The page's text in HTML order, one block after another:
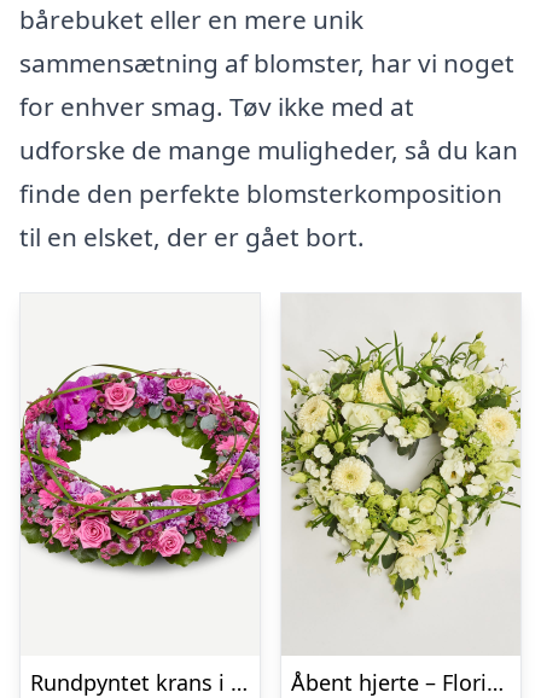
bårebuket eller en mere unik
sammensætning af blomster, har vi noget
for enhver smag. Tøv ikke med at
udforske de mange muligheder, så du kan
finde den perfekte blomsterkomposition
til en elsket, der er gået bort.
Rundpyntet krans i klassisk stil – pink
Åbent hjerte – Floristens kreative valg